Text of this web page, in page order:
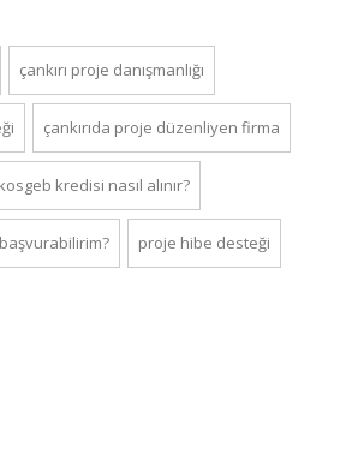
çankırı proje danışmanlığı
çankırıda proje düzenliyen firma
kosgeb kredisi nasıl alınır?
proje hibe desteği